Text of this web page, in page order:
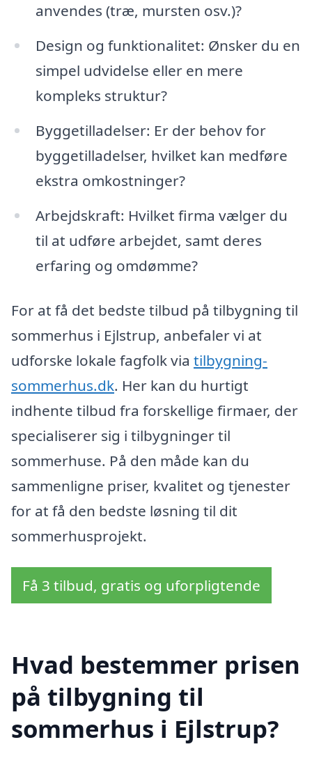
anvendes (træ, mursten osv.)?
Design og funktionalitet: Ønsker du en
simpel udvidelse eller en mere
kompleks struktur?
Byggetilladelser: Er der behov for
byggetilladelser, hvilket kan medføre
ekstra omkostninger?
Arbejdskraft: Hvilket firma vælger du
til at udføre arbejdet, samt deres
erfaring og omdømme?
For at få det bedste tilbud på tilbygning til
sommerhus i Ejlstrup, anbefaler vi at
udforske lokale fagfolk via tilbygning-
sommerhus.dk. Her kan du hurtigt
indhente tilbud fra forskellige firmaer, der
specialiserer sig i tilbygninger til
sommerhuse. På den måde kan du
sammenligne priser, kvalitet og tjenester
for at få den bedste løsning til dit
sommerhusprojekt.
Få 3 tilbud, gratis og uforpligtende
Hvad bestemmer prisen
på tilbygning til
sommerhus i Ejlstrup?